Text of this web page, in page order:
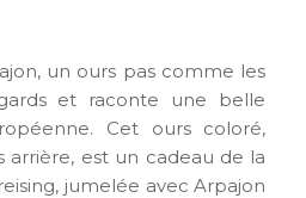
un ours pas comme les
et raconte une belle
Cet ours coloré,
arrière, est un cadeau de la
jumelée avec Arpajon